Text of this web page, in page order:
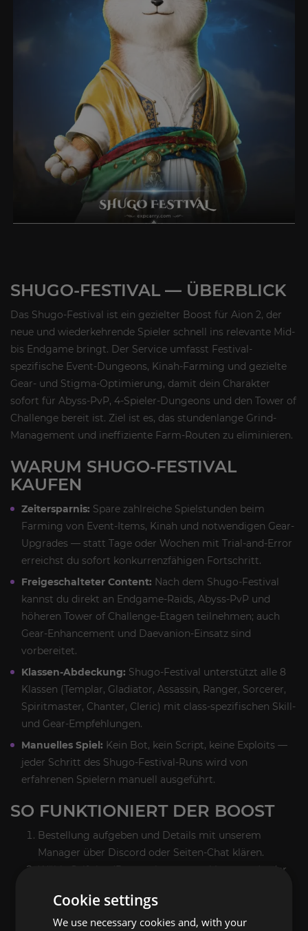
SHUGO-FESTIVAL — ÜBERBLICK
Das Shugo-Festival ist ein gezielter Boost für Aion 2, der
neue und wiederkehrende Spieler schnell ins relevante Mid-
bis Endgame bringt. Der Service umfasst Festival-
spezifische Event-Dungeons, Kinah-Farming und gezielte
Gear- und Stigma-Optimierung, damit dein Charakter
sofort für Abyss-PvP, 4-Spieler-Dungeons und den Tower of
Challenge bereit ist. Ziel ist es, das stundenlange Grind-
Management und ineffiziente Farm-Routen zu eliminieren.
WARUM SHUGO-FESTIVAL
KAUFEN
Zeitersparnis: Spare zahlreiche Spielstunden beim
Farming von Event-Items, Kinah und notwendigen Gear-
Upgrades — statt Tage oder Wochen mit Trial-and-Error
erreichst du sofort konkurrenzfähigen Fortschritt.
Freigeschalteter Content: Nach dem Shugo-Festival
kannst du direkt an Endgame-Raids, Abyss-PvP und
höheren Tower of Challenge-Etagen teilnehmen; auch
Gear-Enhancement und Daevanion-Einsatz sind
vorbereitet.
Klassen-Abdeckung: Shugo-Festival unterstützt alle 8
Klassen (Templar, Gladiator, Assassin, Ranger, Sorcerer,
Spiritmaster, Chanter, Cleric) mit class-spezifischen Skill-
und Gear-Empfehlungen.
Manuelles Spiel: Kein Bot, kein Script, keine Exploits —
jeder Schritt des Shugo-Festival-Runs wird von
erfahrenen Spielern manuell ausgeführt.
SO FUNKTIONIERT DER BOOST
Bestellung aufgeben und Details mit unserem
Manager über Discord oder Seiten-Chat klären.
Wähle Selfplay (Party mit unserem Veteranen) oder
VPN ein). Wähle Selfplay für Dungeon- und Party-
Content, Piloted für Solo-Grinds wie Kinah-Farming
Cookie settings
We use necessary cookies and, with your